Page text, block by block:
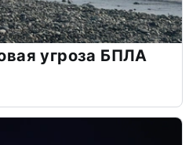
угроза БПЛА